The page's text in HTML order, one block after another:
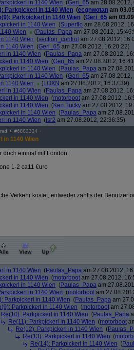
in 1140 Wien (Geri_65 am 28.08.2012,
Parkpickerl in 1140 Wien (ecgnwotan am
Parkpickerl in 1140 Wien (Geri_65 am
in 1140 Wien (Superflo am 28.08.2012,
Wien
(Paulas_Papa am 27.08.2012,
1140 Wien (section_control am 27.08.2012,
1140 Wien (Geri_65 am 27.08.2012, 16:20:22)
in 1140 Wien (Paulas_Papa am 27.08.2012,
in 1140 Wien (Geri_65 am 27.08.2012,
in 1140 Wien (Paulas_Papa am
in 1140 Wien (Geri_65 am 27.08.2012,
1140 Wien
(LOXN am 27.08.2012, 16:37:39)
in 1140 Wien (Paulas_Papa am 27.08.2012,
in 1140 Wien (motorboot am 27.08.2012,
in 1140 Wien (Ken Tucky am 27.08.2012,
in 1140 Wien (Paulas_Papa am
in 1140 Wien ( lsr2 am 27.08.2012, 22:36:35)
#6882334
in 1140 Wien
doch einmal mit London:
1-2 ca11 €uro
Verkehr kostet, entweder zahlts der Benutzer
in 1140 Wien (Paulas_Papa am 27.08.2012,
in 1140 Wien (motorboot am 27.08.2012,
in 1140 Wien (Paulas_Papa am
in 1140 Wien (motorboot am
Parkpickerl in 1140 Wien (Paulas_Papa am
Parkpickerl in 1140 Wien (motorboot am
Re(10): Parkpickerl in 1140 Wien (Paulas_Papa
Re(11): Parkpickerl in 1140 Wien (motorboot
Re(12): Parkpickerl in 1140 Wien (
Re(13): Parkpickerl in 1140 Wien (
Re(14): Parkpickerl in 1140 Wien (